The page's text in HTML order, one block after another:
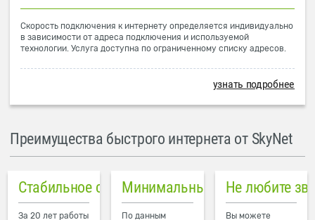
Скорость подключения к интернету определяется индивидуально
в зависимости от адреса подключения и используемой
технологии. Услуга доступна по ограниченному списку адресов.
узнать подробнее
Преимущества быстрого интернета от SkyNet
Стабильное соединение
За 20 лет работы
Минимальный пинг в городе
По данным
Не любите
Вы можете